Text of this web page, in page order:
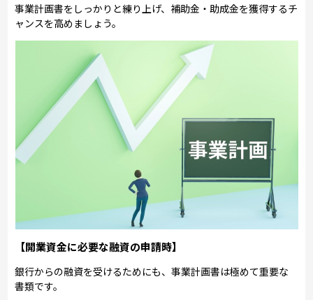
事業計画書をしっかりと練り上げ、補助金・助成金を獲得するチ
ャンスを高めましょう。
【開業資金に必要な融資の申請時】
銀行からの融資を受けるためにも、事業計画書は極めて重要な
書類です。